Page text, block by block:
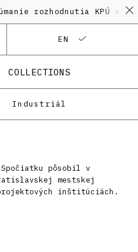
rozhodnutia KPÚ vo
EN
COLLECTIONS
Industriál
pôsobil v
mestskej
inštitúciách.